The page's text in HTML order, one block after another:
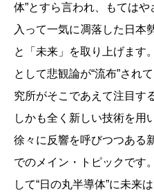
体”とすら言われ、もては
入って一気に凋落した日本
と「未来」を取り上げます
として悲観論が“流布”され
究所がそこであえて注目す
しかも全く新しい技術を用
徐々に反響を呼びつつある
でのメイン・トピックです
して“日の丸半導体”に未来